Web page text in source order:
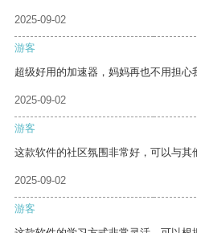
2025-09-02
游客
超级好用的加速器，妈妈再也不用担心
2025-09-02
游客
这款软件的社区氛围非常好，可以与其
2025-09-02
游客